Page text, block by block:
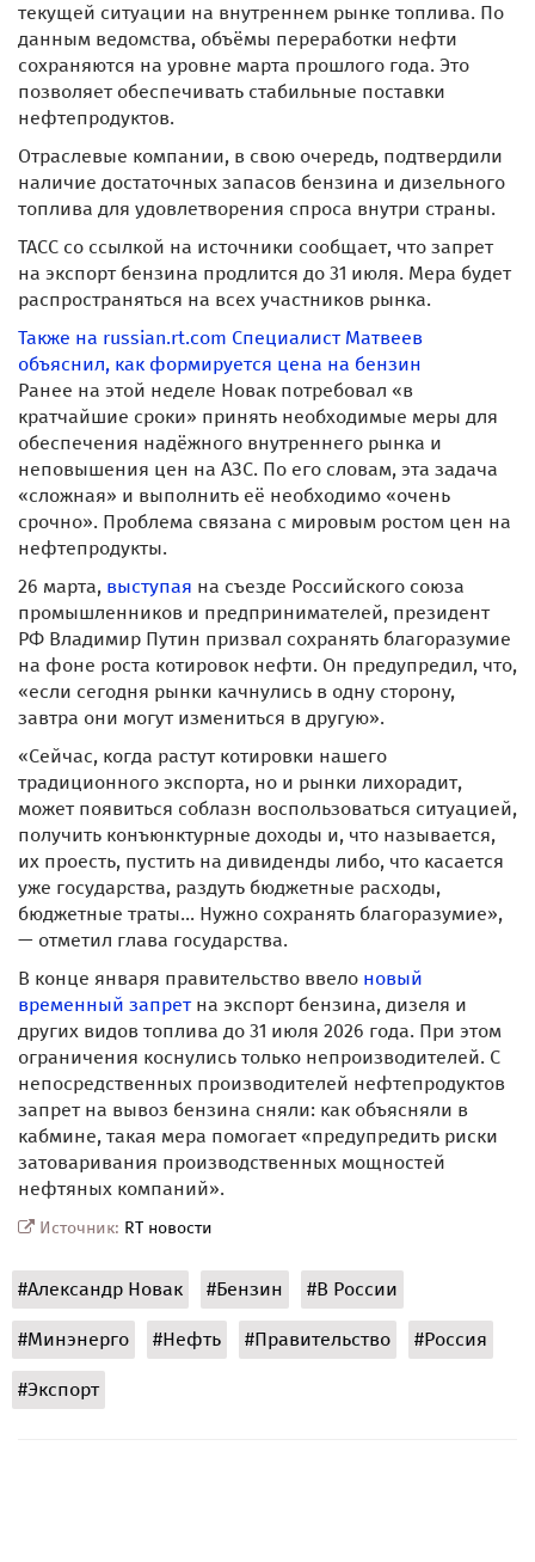
текущей ситуации на внутреннем рынке топлива. По
данным ведомства, объёмы переработки нефти
сохраняются на уровне марта прошлого года. Это
позволяет обеспечивать стабильные поставки
нефтепродуктов.
Отраслевые компании, в свою очередь, подтвердили
наличие достаточных запасов бензина и дизельного
топлива для удовлетворения спроса внутри страны.
ТАСС со ссылкой на источники сообщает, что запрет
на экспорт бензина продлится до 31 июля. Мера будет
распространяться на всех участников рынка.
Также на russian.rt.com Специалист Матвеев
объяснил, как формируется цена на бензин
Ранее на этой неделе Новак потребовал «в
кратчайшие сроки» принять необходимые меры для
обеспечения надёжного внутреннего рынка и
неповышения цен на АЗС. По его словам, эта задача
«сложная» и выполнить её необходимо «очень
срочно». Проблема связана с мировым ростом цен на
нефтепродукты.
26 марта, выступая на съезде Российского союза
промышленников и предпринимателей, президент
РФ Владимир Путин призвал сохранять благоразумие
на фоне роста котировок нефти. Он предупредил, что,
«если сегодня рынки качнулись в одну сторону,
завтра они могут измениться в другую».
«Сейчас, когда растут котировки нашего
традиционного экспорта, но и рынки лихорадит,
может появиться соблазн воспользоваться ситуацией,
получить конъюнктурные доходы и, что называется,
их проесть, пустить на дивиденды либо, что касается
уже государства, раздуть бюджетные расходы,
бюджетные траты... Нужно сохранять благоразумие»,
— отметил глава государства.
В конце января правительство ввело новый
временный запретна экспорт бензина, дизеля и
других видов топлива до 31 июля 2026 года. При этом
ограничения коснулись только непроизводителей. С
непосредственных производителей нефтепродуктов
запрет на вывоз бензина сняли: как объясняли в
кабмине, такая мера помогает «предупредить риски
затоваривания производственных мощностей
нефтяных компаний».
Источник: RT новости
#Александр Новак #Бензин #В России
#Минэнерго #Нефть #Правительство #Россия
#Экспорт